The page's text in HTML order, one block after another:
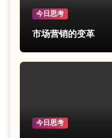
今日思考
市场营销的变革
今日思考